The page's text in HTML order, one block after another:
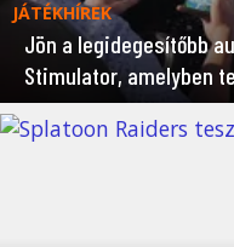
JÁTÉKHÍREK
Jön a legidegesítőbb
Stimulator, amelyben